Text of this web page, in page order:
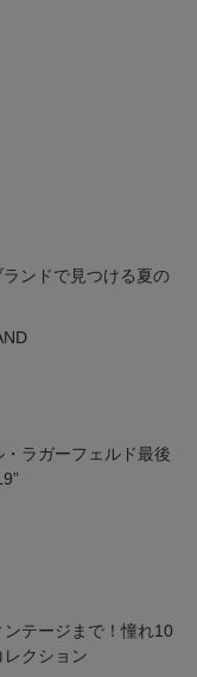
ランドで見つける夏の
・ラガーフェルド最後
テージまで！憧れ10
クション